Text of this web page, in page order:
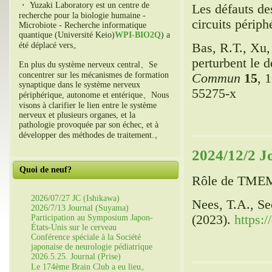
・ Yuzaki Laboratory est un centre de
recherche pour la biologie humaine -
Microbiote - Recherche informatique
quantique (Université Keio)WPI-BIO2Q) a
été déplacé vers。
En plus du système nerveux central、Se
concentrer sur les mécanismes de formation
synaptique dans le système nerveux
périphérique, autonome et entérique、Nous
visons à clarifier le lien entre le système
nerveux et plusieurs organes, et la
pathologie provoquée par son échec, et à
développer des méthodes de traitement.。
Quoi de neuf?
2026/07/27 JC (Ishikawa)
2026/7/13 Journal (Suyama)
Participation au Symposium Japon-
États-Unis sur le cerveau
Conférence spéciale à la Société
japonaise de neurologie pédiatrique
2026.5.25. Journal (Prise)
Le 174ème Brain Club a eu lieu。
Les défauts
circuits
Bas, R.T.,
perturbent le
Commun 15,
55275-x
2024/12/2
Rôle de
Nees, T.A.,
(2023).